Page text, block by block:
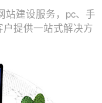
站建设服务，pc、手
提供一站式解决方